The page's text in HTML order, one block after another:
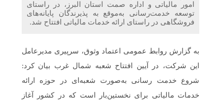
امور مالیاتی و اداره صمت استان البرز، در راستای
توسعه خدمت‌رسانی به‌موقع به پذیرندگان پایانه‌های
فروشگاهی در راستای ارائه خدمات مالیاتی افتتاح شد.
به گزارش روابط عمومی اعتماد وثوق، سرپیری مدیرعامل
این شرکت، در آیین افتتاح شعبه شمال غرب بیان کرد:
شروع خدمت رسانی به‌صورت شعبه‌ای در حوزه ارائه
خدمات مالیاتی برای نخستین‌بار است که در کشور آغاز